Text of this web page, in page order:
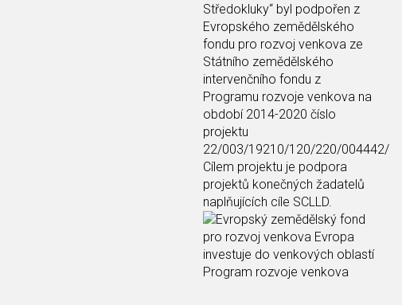
Středokluky“ byl podpořen z
Evropského zemědělského
fondu pro rozvoj venkova ze
Státního zemědělského
intervenčního fondu z
Programu rozvoje venkova na
období 2014-2020 číslo
projektu
22/003/19210/120/220/004442/
Cílem projektu je podpora
projektů konečných žadatelů
naplňujících cíle SCLLD.